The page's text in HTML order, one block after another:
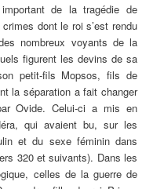
de la tragédie de
dont le roi s’est rendu
nombreux voyants de la
figurent les devins de sa
petit-fils Mopsos, fils de
la séparation a fait changer
Ovide. Celui-ci a mis en
qui avaient bu, sur les
et du sexe féminin dans
320 et suivants). Dans les
celles de la guerre de